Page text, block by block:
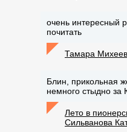
очень интересный
почитать
Тамара
Блин, прикольная
немного стыдно за
Лето в
Сильванова